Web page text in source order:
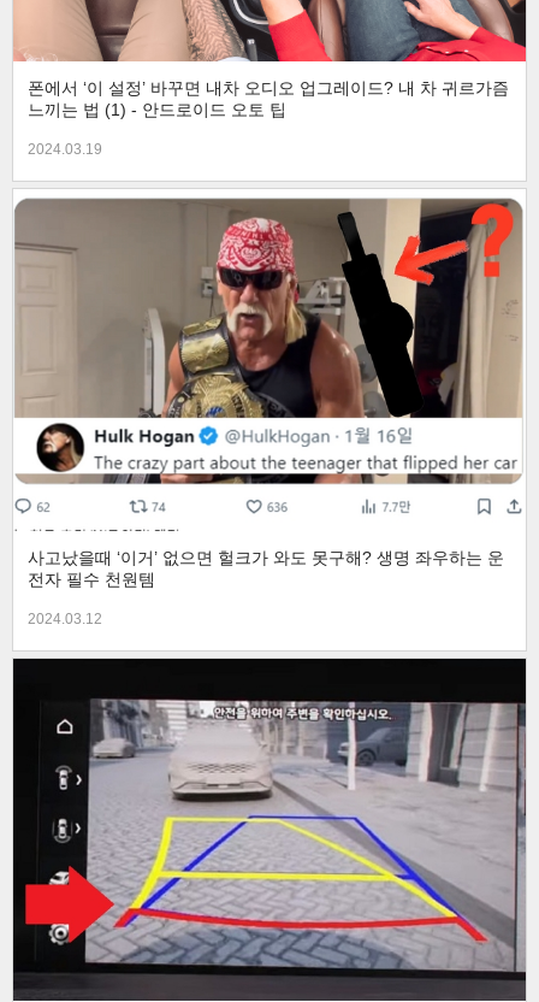
폰에서 ‘이 설정’ 바꾸면 내차 오디오 업그레이드? 내 차 귀르가즘
느끼는 법 (1) - 안드로이드 오토 팁
2024.03.19
사고났을때 ‘이거’ 없으면 헐크가 와도 못구해? 생명 좌우하는 운
전자 필수 천원템
2024.03.12